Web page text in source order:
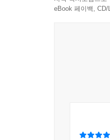
eBook 페이백,